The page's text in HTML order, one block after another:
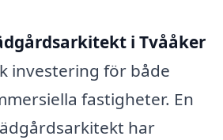
i Tvååker
investering för både
fastigheter. En
har